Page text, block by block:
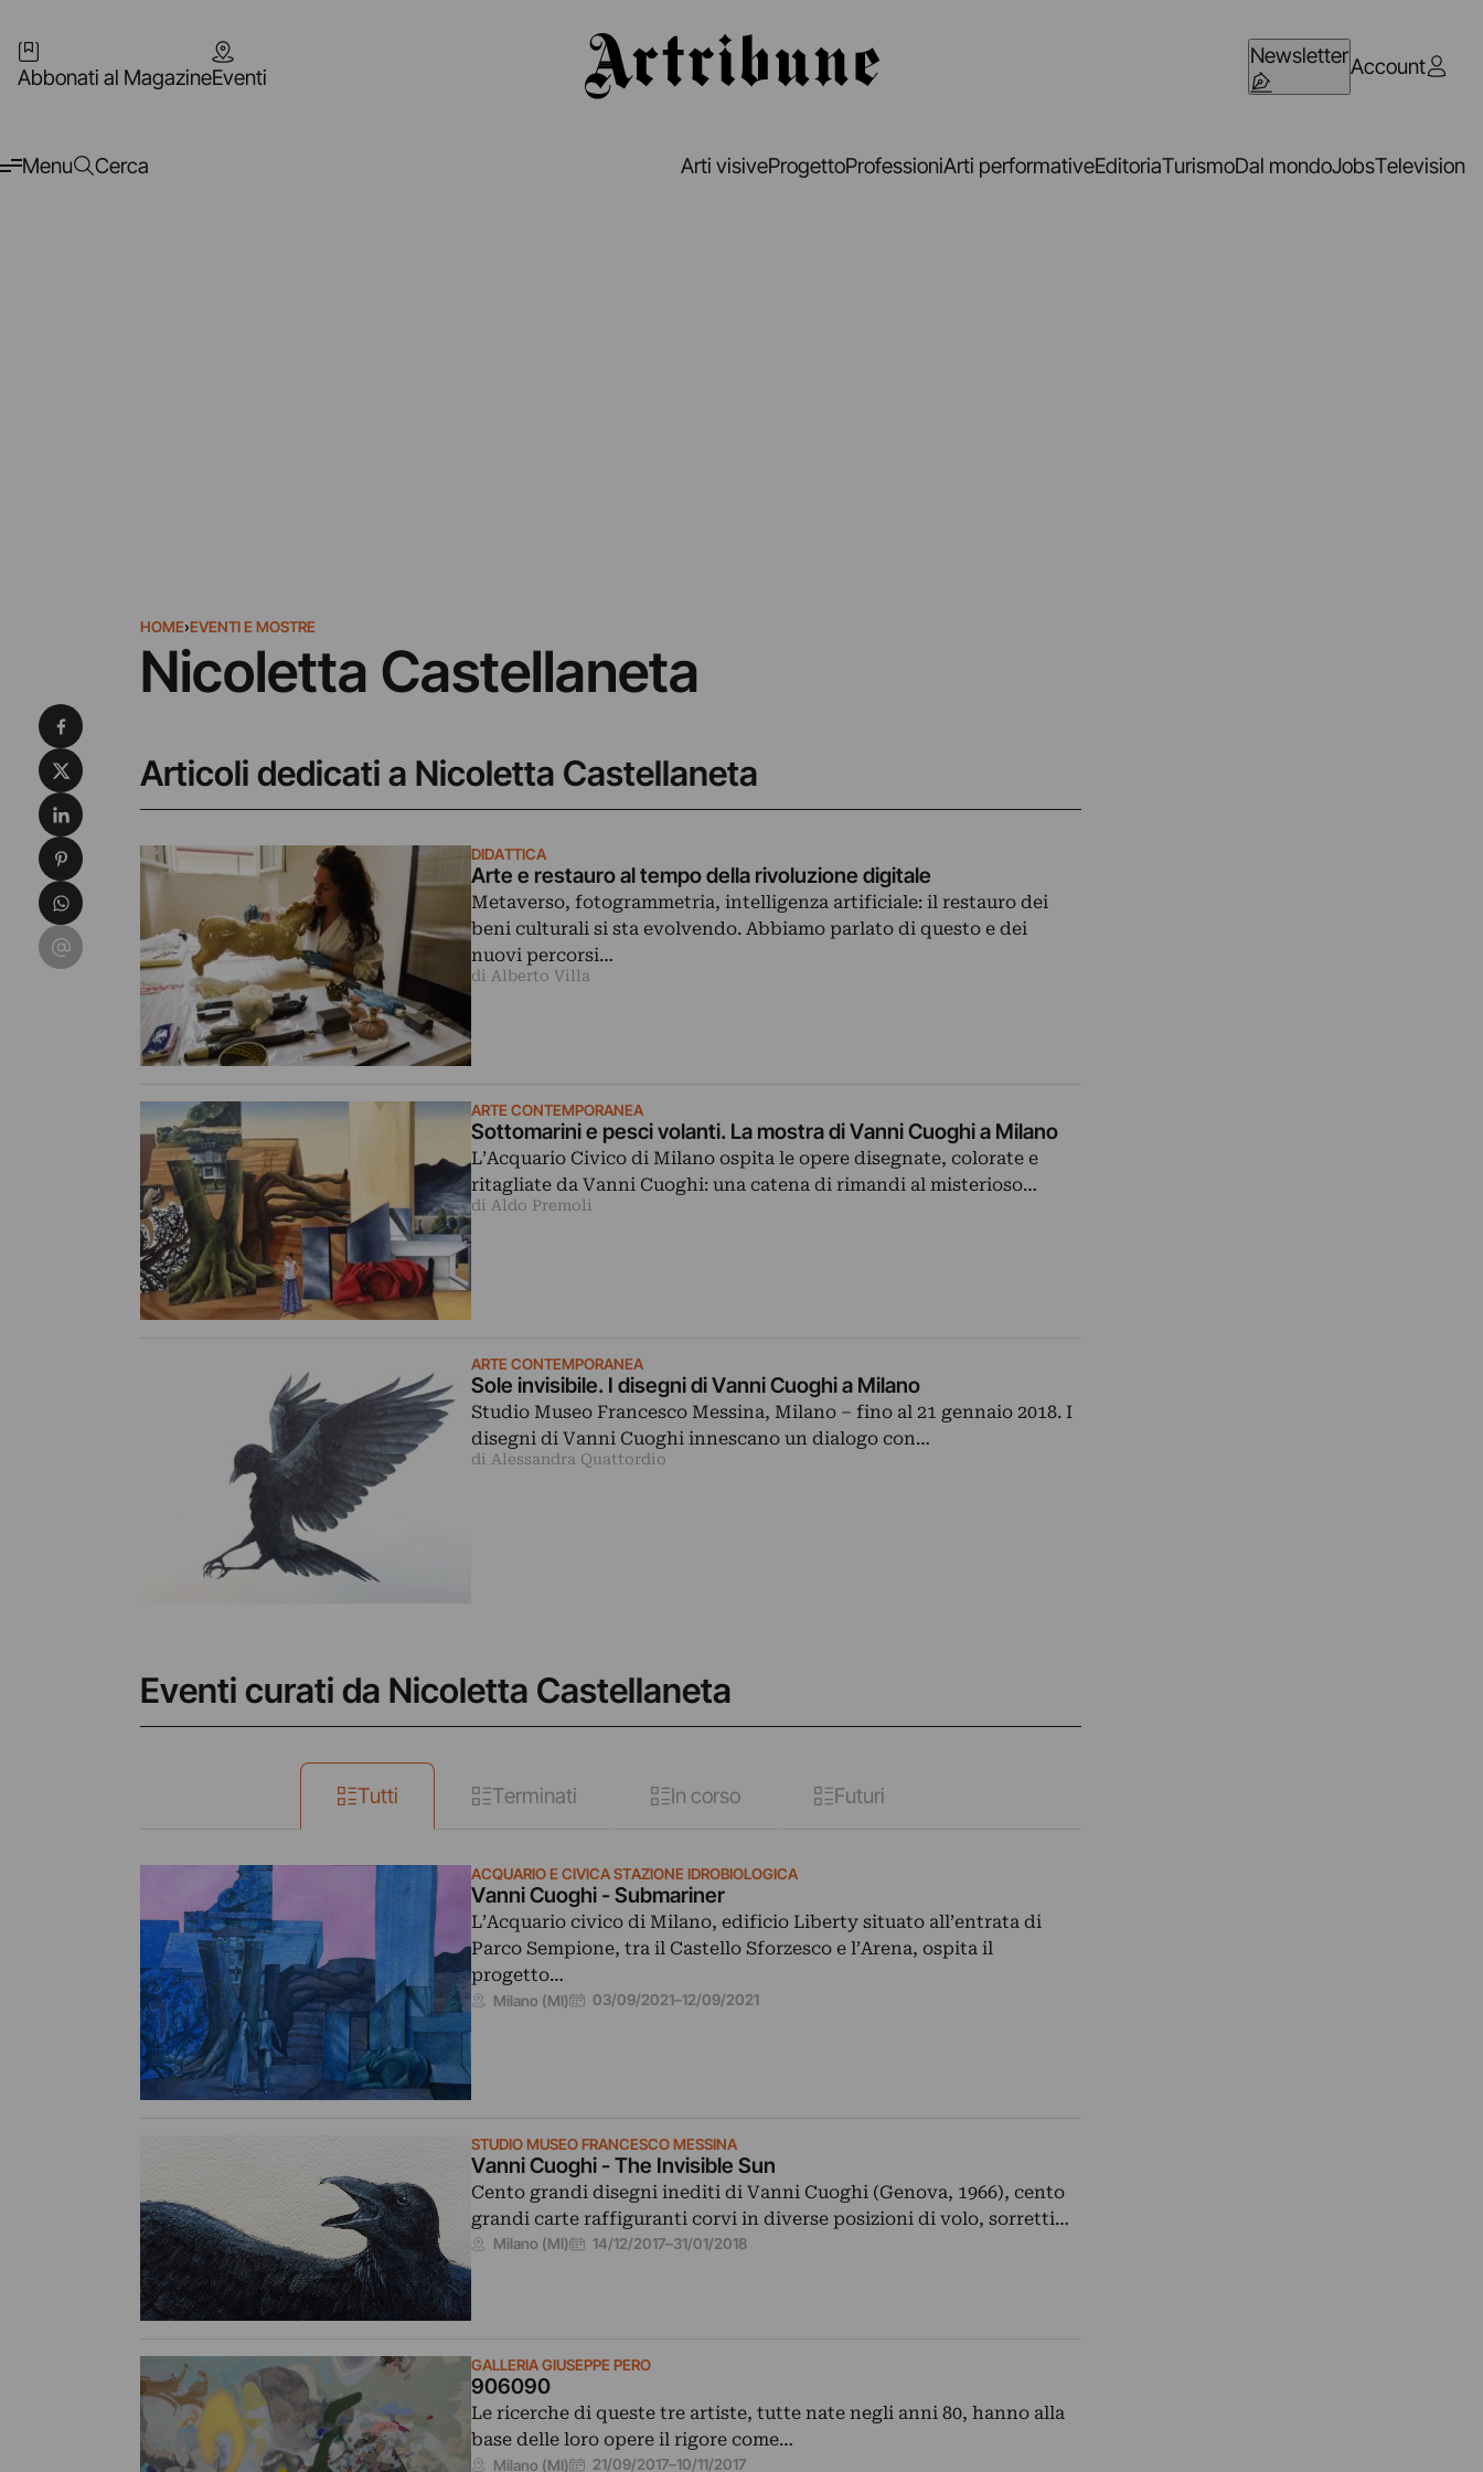
Abbonati al MagazineEventi
NewsletterAccount
Menu Cerca Arti visiveProgettoProfessioniArti performativeEditoriaTurismoDal mondoJobsTelevision
HOME›EVENTI E MOSTRE
Nicoletta Castellaneta
Articoli dedicati a Nicoletta Castellaneta
DIDATTICA
Arte e restauro al tempo della rivoluzione digitale
Metaverso, fotogrammetria, intelligenza artificiale: il restauro dei
beni culturali si sta evolvendo. Abbiamo parlato di questo e dei
nuovi percorsi…
di Alberto Villa
ARTE CONTEMPORANEA
Sottomarini e pesci volanti. La mostra di Vanni Cuoghi a Milano
L’Acquario Civico di Milano ospita le opere disegnate, colorate e
ritagliate da Vanni Cuoghi: una catena di rimandi al misterioso…
di Aldo Premoli
ARTE CONTEMPORANEA
Sole invisibile. I disegni di Vanni Cuoghi a Milano
Studio Museo Francesco Messina, Milano ‒ fino al 21 gennaio 2018. I
disegni di Vanni Cuoghi innescano un dialogo con…
di Alessandra Quattordio
Eventi curati da Nicoletta Castellaneta
Tutti Terminati In corso Futuri
ACQUARIO E CIVICA STAZIONE IDROBIOLOGICA
Vanni Cuoghi - Submariner
L’Acquario civico di Milano, edificio Liberty situato all’entrata di
Parco Sempione, tra il Castello Sforzesco e l’Arena, ospita il
progetto…
Milano (MI) 03/09/2021–12/09/2021
STUDIO MUSEO FRANCESCO MESSINA
Vanni Cuoghi - The Invisible Sun
Cento grandi disegni inediti di Vanni Cuoghi (Genova, 1966), cento
grandi carte raffiguranti corvi in diverse posizioni di volo, sorretti…
Milano (MI) 14/12/2017–31/01/2018
GALLERIA GIUSEPPE PERO
906090​
Le ricerche di queste tre artiste, tutte nate negli anni 80, hanno alla
base delle loro opere il rigore come…
Milano (MI) 21/09/2017–10/11/2017
Condividi su Facebook
Condividi su X
Condividi su LinkedIn
Condividi su Pinterest
Condividi su WhatsApp
Condividi su Email